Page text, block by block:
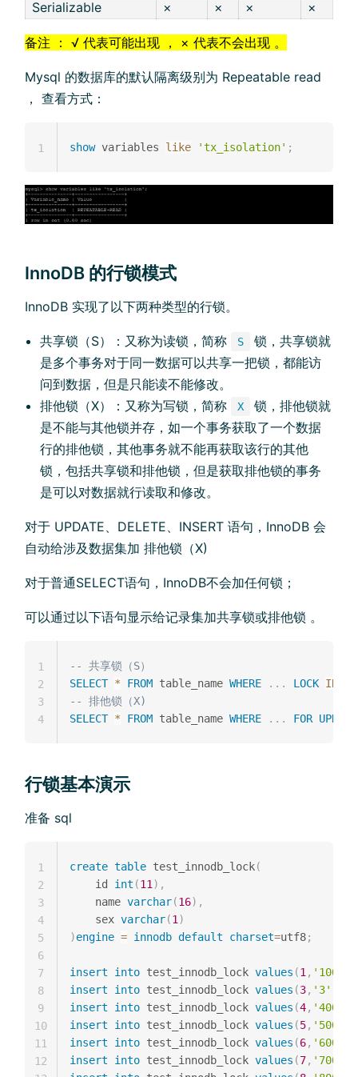
Serializable
× × × ×
备注 ： √ 代表可能出现 ， × 代表不会出现 。
Mysql 的数据库的默认隔离级别为 Repeatable read
， 查看方式：
show variables like 'tx_isolation' ;
1
InnoDB 的行锁模式
InnoDB 实现了以下两种类型的行锁。
共享锁（S）：又称为读锁，简称 S
锁，共享锁就
是多个事务对于同一数据可以共享一把锁，都能访
问到数据，但是只能读不能修改。
排他锁（X）：又称为写锁，简称
X
锁，排他锁就
是不能与其他锁并存，如一个事务获取了一个数据
行的排他锁，其他事务就不能再获取该行的其他
锁，包括共享锁和排他锁，但是获取排他锁的事务
是可以对数据就行读取和修改。
对于 UPDATE、DELETE、INSERT 语句，InnoDB 会
自动给涉及数据集加 排他锁（X)
对于普通SELECT语句，InnoDB不会加任何锁；
可以通过以下语句显示给记录集加共享锁或排他锁 。
-- 共享锁（S）
SELECT * FROM table_name WHERE . . . LOCK IN
-- 排他锁（X)
SELECT * FROM table_name WHERE . . . FOR UPDATE
1
2
3
4
行锁基本演示
准备 sql
create table test_innodb_lock(
	id
int (11 ) ,
	name
varchar(16) ,
	sex
varchar(1 )
)engine = innodb default charset=utf8;
insert into test_innodb_lock values (1 , '100'
insert
into test_innodb_lock values (3, '3'
insert
into test_innodb_lock values (4, '400'
insert
into test_innodb_lock values (5, '500'
insert
into test_innodb_lock values (6, '600'
insert
into test_innodb_lock values (7, '700'
1
2
3
4
5
6
7
8
9
10
11
12